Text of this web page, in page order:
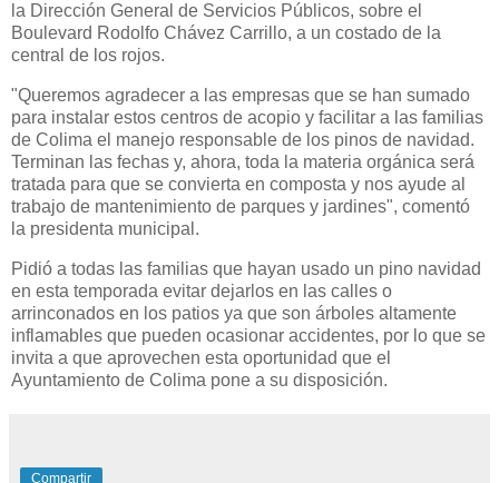
la Dirección General de Servicios Públicos, sobre el
Boulevard Rodolfo Chávez Carrillo, a un costado de la
central de los rojos.
"Queremos agradecer a las empresas que se han sumado
para instalar estos centros de acopio y facilitar a las familias
de Colima el manejo responsable de los pinos de navidad.
Terminan las fechas y, ahora, toda la materia orgánica será
tratada para que se convierta en composta y nos ayude al
trabajo de mantenimiento de parques y jardines", comentó
la presidenta municipal.
Pidió a todas las familias que hayan usado un pino navidad
en esta temporada evitar dejarlos en las calles o
arrinconados en los patios ya que son árboles altamente
inflamables que pueden ocasionar accidentes, por lo que se
invita a que aprovechen esta oportunidad que el
Ayuntamiento de Colima pone a su disposición.
Compartir